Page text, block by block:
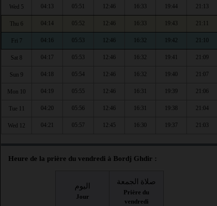
Wed 5 04:13 05:51 12:46 16:33 19:44 21:13
Thu 6 04:14 05:52 12:46 16:33 19:43 21:11
Fri 7 04:16 05:53 12:46 16:32 19:42 21:10
Sat 8 04:17 05:53 12:46 16:32 19:41 21:09
Sun 9 04:18 05:54 12:46 16:32 19:40 21:07
Mon 10 04:19 05:55 12:46 16:31 19:39 21:06
Tue 11 04:20 05:56 12:46 16:31 19:38 21:04
Wed 12 04:21 05:57 12:45 16:30 19:37 21:03
Heure de la prière du vendredi à Bordj Ghdir :
اليوم
Jour
صلاة الجمعة
Prière du
vendredi